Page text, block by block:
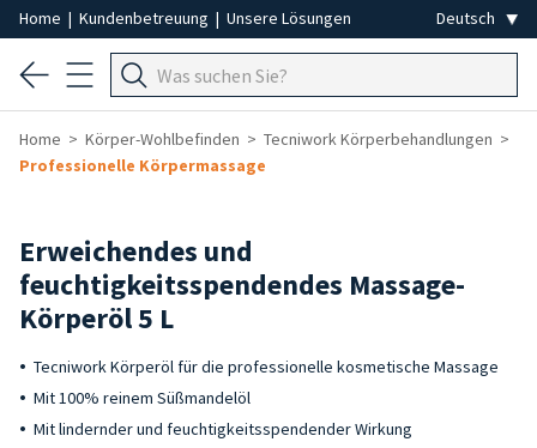
Home | Kundenbetreuung | Unsere Lösungen
Home Körper-Wohlbefinden
Tecniwork Körperbehandlungen
Professionelle Körpermassage
Erweichendes und
feuchtigkeitsspendendes Massage-
Körperöl 5 L
Tecniwork Körperöl für die professionelle kosmetische Massage
Mit 100% reinem Süßmandelöl
Mit lindernder und feuchtigkeitsspendender Wirkung